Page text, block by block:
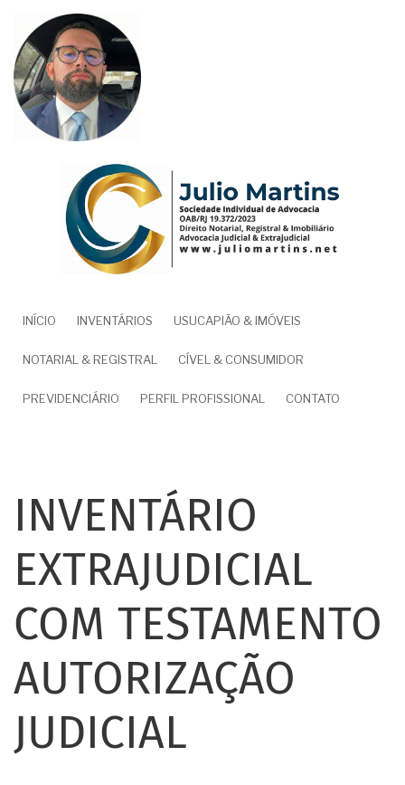
para
conteúdo
principal
NAVEGAÇÃO
PRINCIPAL
INÍCIO INVENTÁRIOS USUCAPIÃO & IMÓVEIS
NOTARIAL & REGISTRAL CÍVEL & CONSUMIDOR
PREVIDENCIÁRIO PERFIL PROFISSIONAL CONTATO
INVENTÁRIO
EXTRAJUDICIAL
COM TESTAMENTO
AUTORIZAÇÃO
JUDICIAL